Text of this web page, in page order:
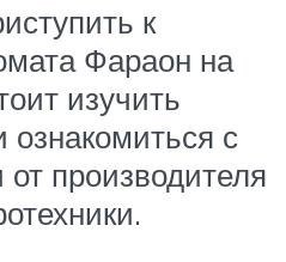
к
Фараон на
изучить
ознакомиться с
производителя